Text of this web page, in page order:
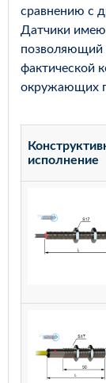
сравнению с
Датчики
позволяющий
фактической
окружающих
исполнение